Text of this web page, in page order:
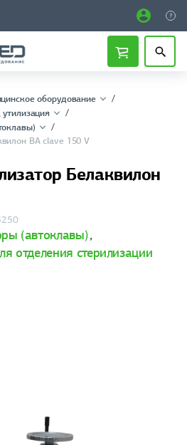
оборудование
BA clave 150 V
Белаквилон
(автоклавы),
отделения стерилизации